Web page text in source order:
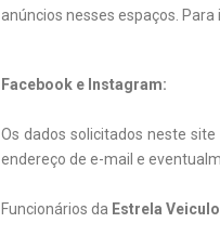
anúncios nesses espaços.
Facebook e Instagram:
Os dados solicitados neste
endereço de e-mail e
Funcionários da Estrela